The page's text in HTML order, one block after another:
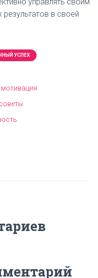
в своей
УСПЕХ
мотивация
советы